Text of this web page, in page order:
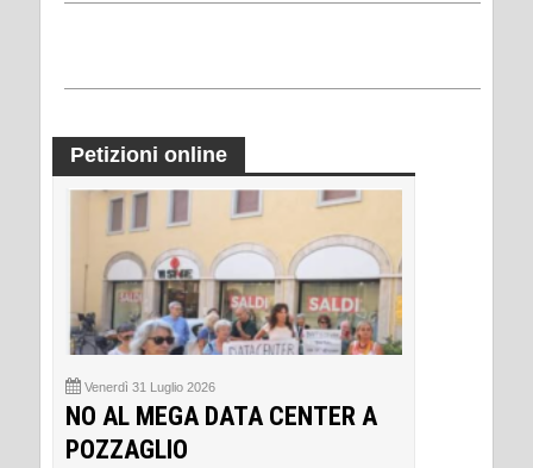
Petizioni online
Venerdì 31 Luglio 2026
NO AL MEGA DATA CENTER A
POZZAGLIO